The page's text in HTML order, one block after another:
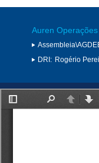
Auren Operações
DRI: Rogério